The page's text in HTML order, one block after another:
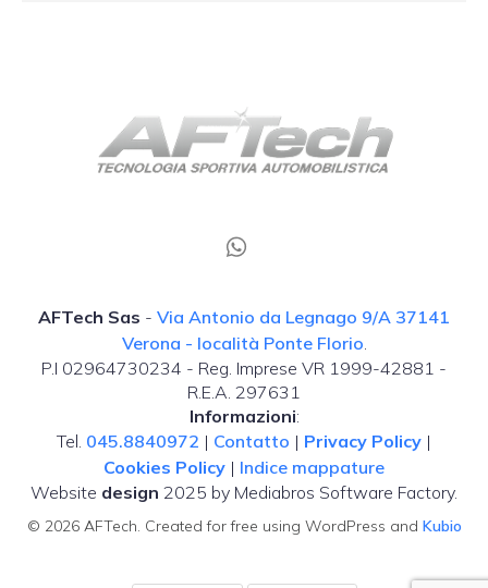
AFTech Sas - Via Antonio da Legnago 9/A 37141
Verona - località Ponte Florio
P.I 02964730234 - Reg. Imprese VR 1999-42881 -
R.E.A. 297631
Informazioni:
Tel. 045.8840972 | Contatto | Privacy Policy |
Cookies Policy | Indice mappature
Website design 2025 by Mediabros Software Factory.
© 2026 AFTech. Created for free using WordPress and Kubio